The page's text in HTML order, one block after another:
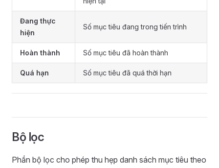
Đang thực
hiện
Số mục tiêu đang trong tiến trình
Hoàn thành Số mục tiêu đã hoàn thành
Quá hạn Số mục tiêu đã quá thời hạn
Bộ lọc
Phần bộ lọc cho phép thu hẹp danh sách mục tiêu theo